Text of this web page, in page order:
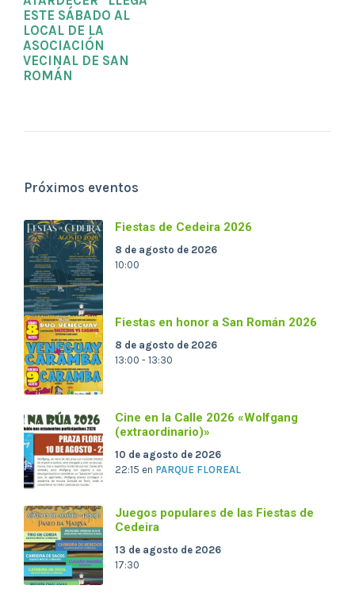
ESTE SÁBADO AL
LOCAL DE LA
ASOCIACIÓN
VECINAL DE SAN
ROMÁN
Próximos eventos
Fiestas de Cedeira 2026
8 de agosto de 2026
10:00
Fiestas en honor a San Román 2026
8 de agosto de 2026
13:00 - 13:30
Cine en la Calle 2026 «Wolfgang
(extraordinario)»
10 de agosto de 2026
22:15 en PARQUE FLOREAL
Juegos populares de las Fiestas de
Cedeira
13 de agosto de 2026
17:30